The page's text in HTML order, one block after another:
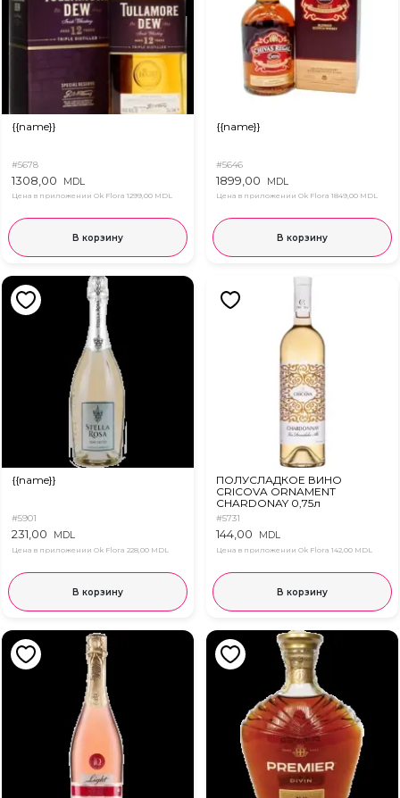
{{name}}
#5678
1308,00 MDL
Цена в приложении Ok Flora 1299,00 MDL
В корзину
{{name}}
#5646
1899,00 MDL
Цена в приложении Ok Flora 1849,00 MDL
В корзину
{{name}}
#5901
231,00 MDL
Цена в приложении Ok Flora 228,00 MDL
В корзину
ПОЛУСЛАДКОЕ ВИНО
CRICOVA ORNAMENT
CHARDONAY 0,75л
#5731
144,00 MDL
Цена в приложении Ok Flora 142,00 MDL
В корзину